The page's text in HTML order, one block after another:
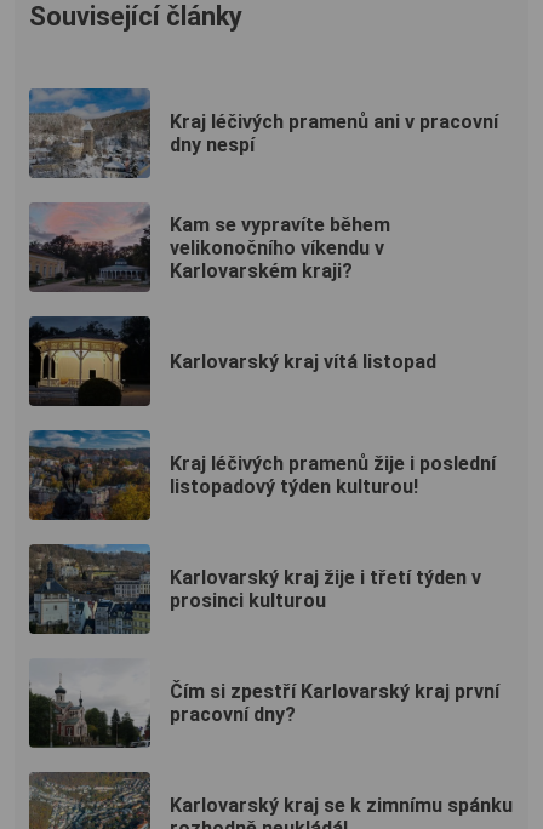
Související články
Kraj léčivých pramenů ani v pracovní
dny nespí
Kam se vypravíte během
velikonočního víkendu v
Karlovarském kraji?
Karlovarský kraj vítá listopad
Kraj léčivých pramenů žije i poslední
listopadový týden kulturou!
Karlovarský kraj žije i třetí týden v
prosinci kulturou
Čím si zpestří Karlovarský kraj první
pracovní dny?
Karlovarský kraj se k zimnímu spánku